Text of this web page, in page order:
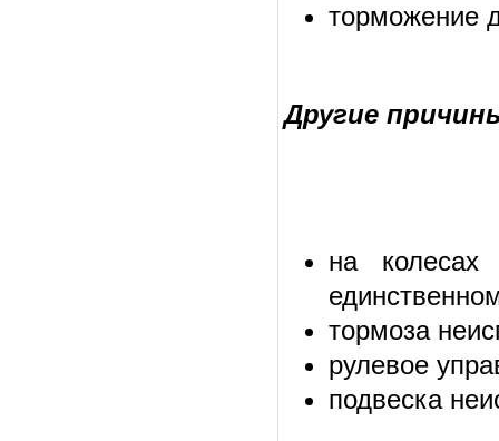
торможение
Другие
на колесах
тормоза
рулевое
подвеска